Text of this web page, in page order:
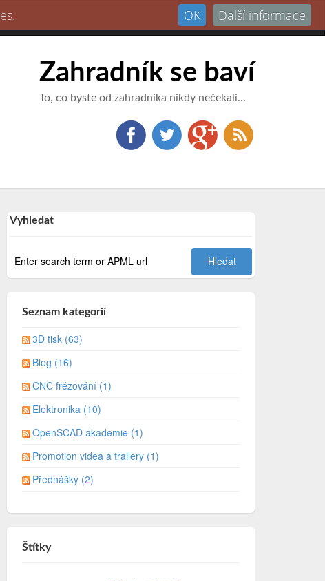
Přihlásit
Zahradník se baví
To, co byste od zahradníka nikdy nečekali...
Vyhledat
Seznam kategorií
3D tisk (63)
Blog (16)
CNC frézování (1)
Elektronika (10)
OpenSCAD akademie (1)
Promotion videa a trailery (1)
Přednášky (2)
Štítky
OK Další informace